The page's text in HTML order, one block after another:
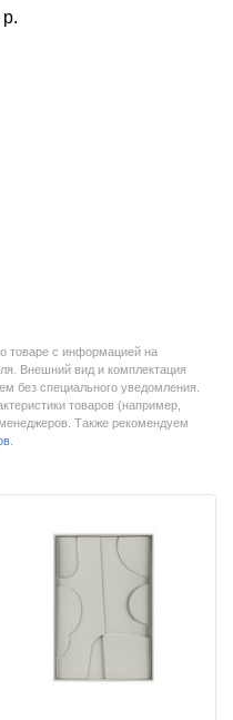
товаре с информацией на
Внешний вид и комплектация
без специального уведомления.
товаров (например,
Также рекомендуем